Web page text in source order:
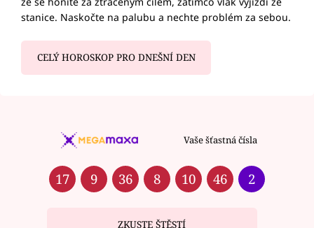
stanice. Naskočte na palubu a nechte problém za sebou.
CELÝ HOROSKOP PRO DNEŠNÍ DEN
Vaše šťastná čísla
17 9 36 8 10 46 2
ZKUSTE ŠTĚSTÍ